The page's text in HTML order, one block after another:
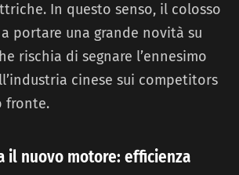
In questo senso, il colosso
portare una grande novità su
rischia di segnare l’ennesimo
cinese sui competitors
fronte.
il nuovo motore: efficienza